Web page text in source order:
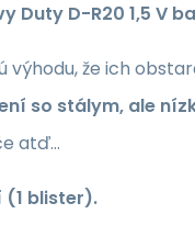
Duty D-R20 1,5 V
výhodu, že ich
so stálym, ale
atď…
(1 blister).